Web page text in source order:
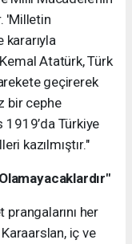
'Milletin
kararıyla
Atatürk, Türk
geçirerek
bir cephe
1919’da Türkiye
kazılmıştır."
her
Karaarslan, iç ve